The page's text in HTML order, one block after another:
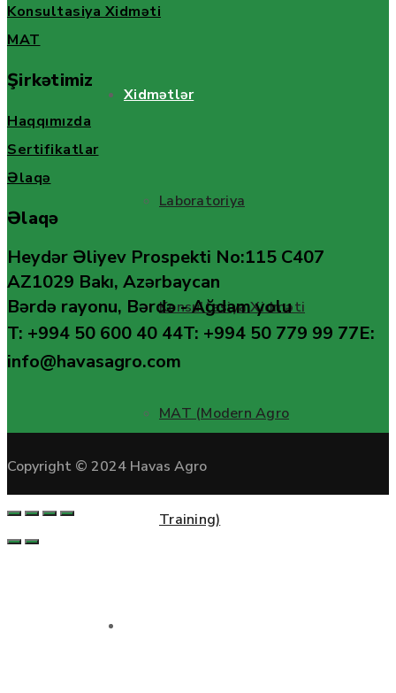
Xidmətlər
Laboratoriya
Konsultasiya Xidməti
MAT (Modern Agro
Training)
Konsultasiya Xidməti
MAT
Şirkətimiz
Haqqımızda
Sertifikatlar
Əlaqə
Əlaqə
Heydər Əliyev Prospekti No:115 C407
AZ1029 Bakı, Azərbaycan
Bərdə rayonu, Bərdə - Ağdam yolu
T: +994 50 600 40 44T: +994 50 779 99 77E:
info@havasagro.com
Copyright © 2024 Havas Agro